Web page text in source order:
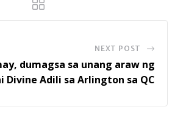
NEXT POST
dumagsa sa unang araw ng
Divine Adili sa Arlington sa QC